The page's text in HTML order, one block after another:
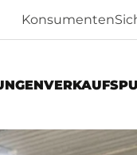
Konsumenten